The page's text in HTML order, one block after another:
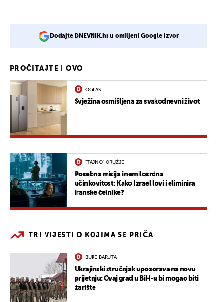
Dodajte DNEVNIK.hr u omiljeni Google izvor
PROČITAJTE I OVO
OGLAS
Svježina osmišljena za svakodnevni život
"TAJNO" ORUŽJE
Posebna misija i nemilosrdna
učinkovitost: Kako Izrael lovi i eliminira
iranske čelnike?
TRI VIJESTI O KOJIMA SE PRIČA
BURE BARUTA
Ukrajinski stručnjak upozorava na novu
prijetnju: Ovaj grad u BiH-u bi mogao biti
žarište